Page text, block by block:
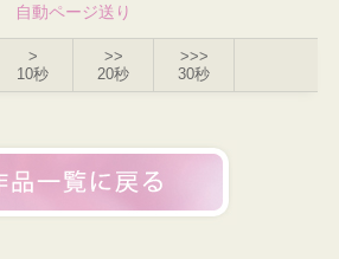
自動ページ送り
>
10秒
>>
20秒
>>>
30秒